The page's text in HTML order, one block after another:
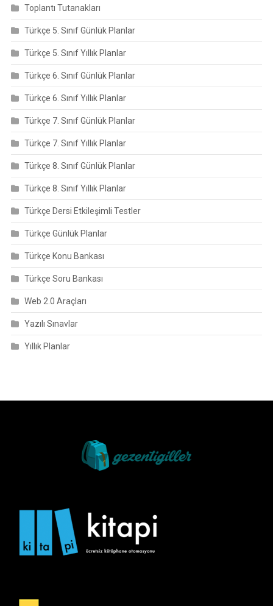
Toplantı Tutanakları
Türkçe 5. Sınıf Günlük Planlar
Türkçe 5. Sınıf Yıllık Planlar
Türkçe 6. Sınıf Günlük Planlar
Türkçe 6. Sınıf Yıllık Planlar
Türkçe 7. Sınıf Günlük Planlar
Türkçe 7. Sınıf Yıllık Planlar
Türkçe 8. Sınıf Günlük Planlar
Türkçe 8. Sınıf Yıllık Planlar
Türkçe Dersi Etkileşimli Testler
Türkçe Günlük Planlar
Türkçe Konu Bankası
Türkçe Soru Bankası
Web 2.0 Araçları
Yazılı Sınavlar
Yıllık Planlar